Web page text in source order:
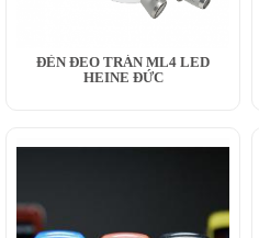
ĐÈN ĐEO TRÁN ML4 LED
HEINE ĐỨC